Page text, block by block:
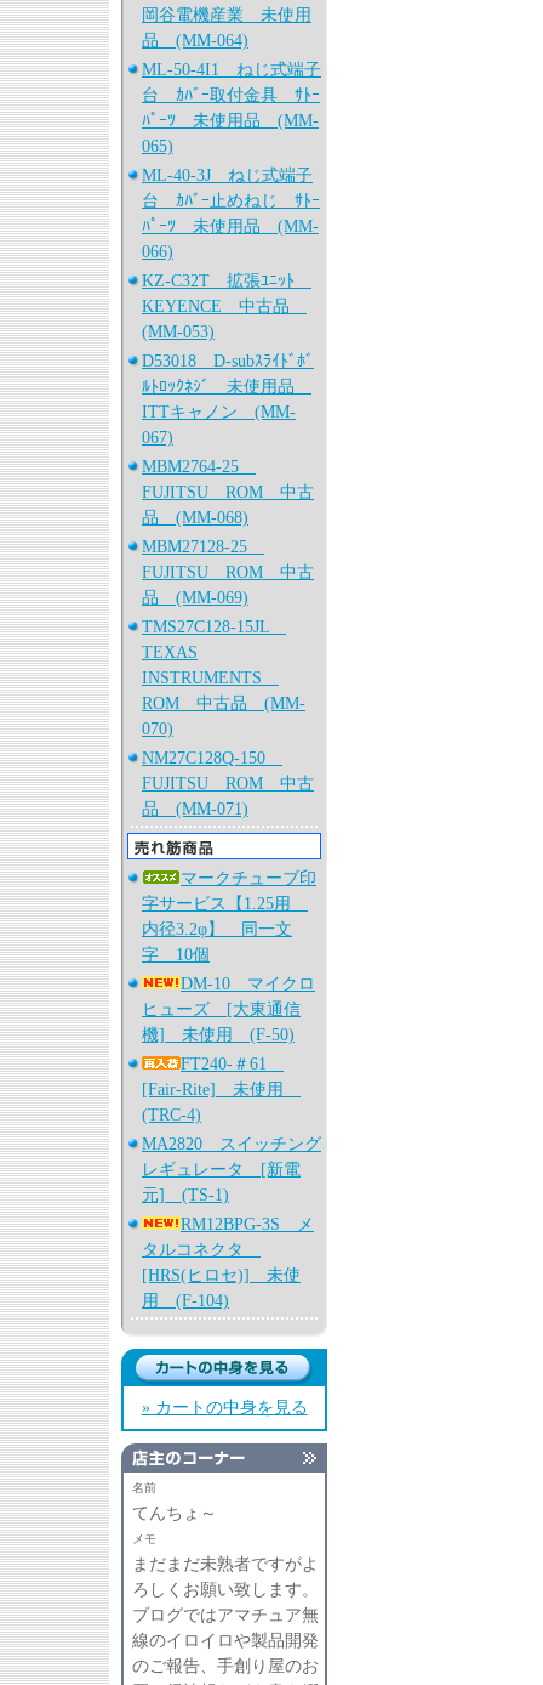
岡谷電機産業 未使用
品 (MM-064)
ML-50-4I1 ねじ式端子
台 ｶﾊﾞｰ取付金具 ｻﾄｰ
ﾊﾟｰﾂ 未使用品 (MM-
065)
ML-40-3J ねじ式端子
台 ｶﾊﾞｰ止めねじ ｻﾄｰ
ﾊﾟｰﾂ 未使用品 (MM-
066)
KZ-C32T 拡張ﾕﾆｯﾄ
KEYENCE 中古品
(MM-053)
D53018 D-subｽﾗｲﾄﾞﾎﾞ
ﾙﾄﾛｯｸﾈｼﾞ 未使用品
ITTキャノン (MM-
067)
MBM2764-25
FUJITSU ROM 中古
品 (MM-068)
MBM27128-25
FUJITSU ROM 中古
品 (MM-069)
TMS27C128-15JL
TEXAS
INSTRUMENTS
ROM 中古品 (MM-
070)
NM27C128Q-150
FUJITSU ROM 中古
品 (MM-071)
マークチューブ印
字サービス【1.25用
内径3.2φ】 同一文
字 10個
DM-10 マイクロ
ヒューズ [大東通信
機] 未使用 (F-50)
FT240-＃61
[Fair-Rite] 未使用
(TRC-4)
MA2820 スイッチング
レギュレータ [新電
元] (TS-1)
RM12BPG-3S メ
タルコネクタ
[HRS(ヒロセ)] 未使
用 (F-104)
» カートの中身を見る
名前
てんちょ～
メモ
まだまだ未熟者ですがよ
ろしくお願い致します。
ブログではアマチュア無
線のイロイロや製品開発
のご報告、手創り屋のお